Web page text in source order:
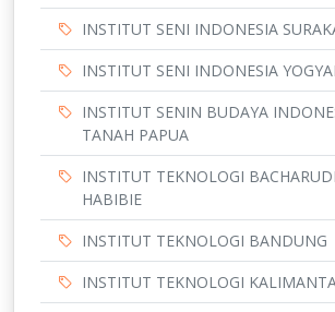
INSTITUT SENI INDONESIA
INSTITUT SENI INDONESIA
INSTITUT SENIN BUDAYA
TANAH PAPUA
INSTITUT TEKNOLOGI
HABIBIE
INSTITUT TEKNOLOGI BANDUNG
INSTITUT TEKNOLOGI